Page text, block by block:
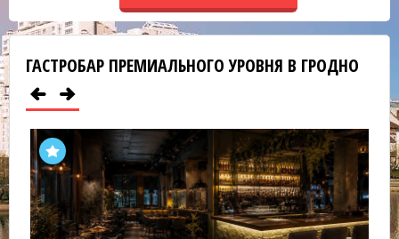
ГАСТРОБАР ПРЕМИАЛЬНОГО УРОВНЯ В ГРОДНО